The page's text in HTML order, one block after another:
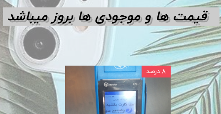
۸ درصد
قیمت ها و موجودی ها بروز میباشد